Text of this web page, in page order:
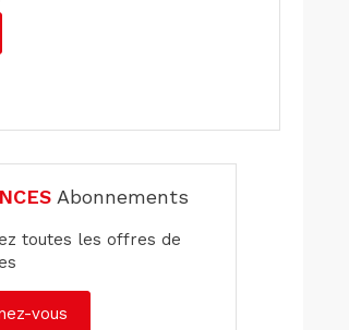
Abonnements
toutes les offres de
vous